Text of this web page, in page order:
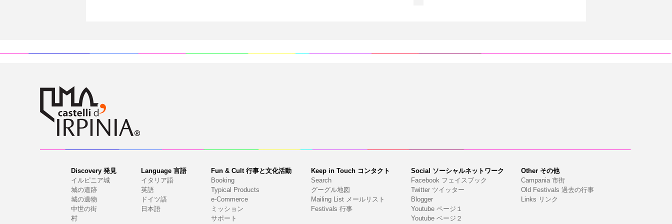
Discovery 発見
イルピニア城
城の遺跡
城の遺物
中世の街
村
Language 言語
イタリア語
英語
ドイツ語
日本語
Fun & Cult 行事と文化活動
Booking
Typical Products
e-Commerce
ミッション
サポート
Keep in Touch コンタクト
Search
グーグル地図
Mailing List メールリスト
Festivals 行事
Social ソーシャルネットワーク
Facebook フェイスブック
Twitter ツイッター
Blogger
Youtube ページ１
Youtube ベージ２
Other その他
Campania 市街
Old Festivals 過去の行事
Links リンク